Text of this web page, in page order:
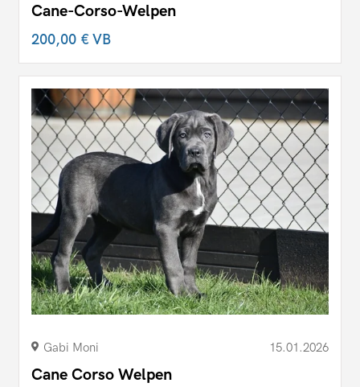
Cane-Corso-Welpen
200,00 €VB
Gabi Moni 15.01.2026
Cane Corso Welpen